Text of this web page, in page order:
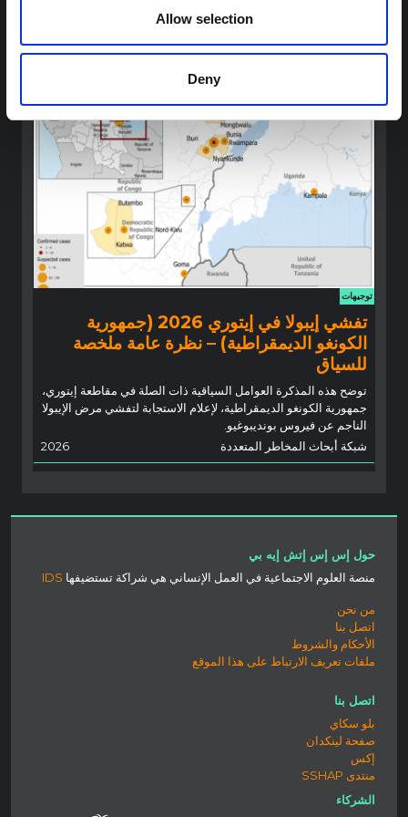
Allow selection
Deny
تخليق سريع للدروس المستفادة من أبحاث العلوم الاجتماعية
والسلوكية السابقة حول الإيبولا لتسليط الضوء على رؤى حرجة لجهود
الاستجابة المتكيفة محليًا والمدعومة بالسياق.
توجيهات
تفشي إيبولا في إيتوري 2026 (جمهورية
الكونغو الديمقراطية) – نظرة عامة ملخصة
للسياق
توضح هذه المذكرة العوامل السياقية ذات الصلة في مقاطعة إيتوري،
جمهورية الكونغو الديمقراطية، لإعلام الاستجابة لتفشي مرض الإيبولا
الناجم عن فيروس بونديبوغيو.
شبكة أبحاث المخاطر المتعددة
2026
حول إس إس إتش إيه بي
منصة العلوم الاجتماعية في العمل الإنساني هي شراكة تستضيفها IDS
من نحن
اتصل بنا
الأحكام والشروط
ملفات تعريف الارتباط على هذا الموقع
اتصل بنا
بلو سكاي
صفحة لينكدان
إكس
منتدى SSHAP
الشركاء